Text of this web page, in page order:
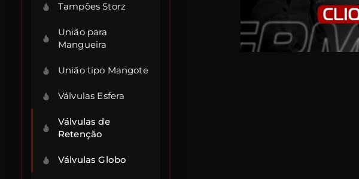
Tampões Storz
União para
Mangueira
União tipo Mangote
Válvulas Esfera
Válvulas de
Retenção
Válvulas Globo